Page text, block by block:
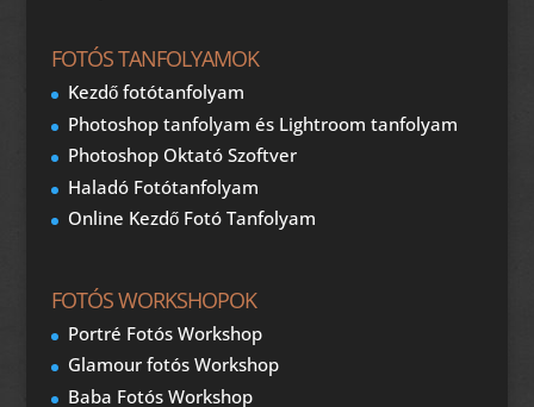
FOTÓS TANFOLYAMOK
Kezdő fotótanfolyam
Photoshop tanfolyam és Lightroom tanfolyam
Photoshop Oktató Szoftver
Haladó Fotótanfolyam
Online Kezdő Fotó Tanfolyam
FOTÓS WORKSHOPOK
Portré Fotós Workshop
Glamour fotós Workshop
Baba Fotós Workshop